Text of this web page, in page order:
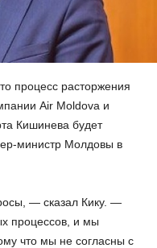
процесс расторжения
Air Moldova и
Кишинева будет
министр Молдовы в
— сказал Кику. —
процессов, и мы
что мы не согласны с